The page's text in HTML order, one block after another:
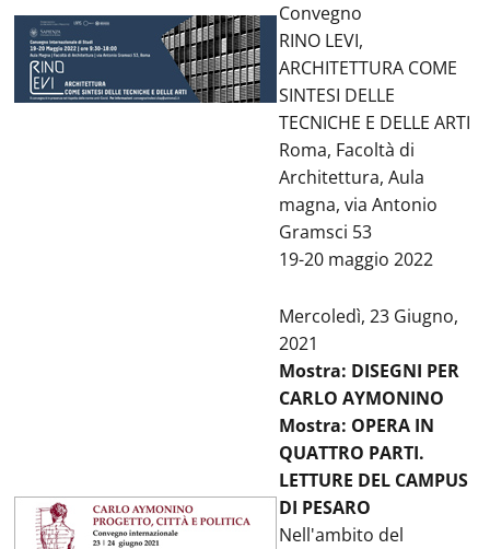
Convegno
RINO LEVI,
ARCHITETTURA COME
SINTESI DELLE
TECNICHE E DELLE ARTI
Roma, Facoltà di
Architettura, Aula
magna, via Antonio
Gramsci 53
19-20 maggio 2022
Mercoledì, 23 Giugno,
2021
Mostra: DISEGNI PER
CARLO AYMONINO
Mostra: OPERA IN
QUATTRO PARTI.
LETTURE DEL CAMPUS
DI PESARO
Nell'ambito del